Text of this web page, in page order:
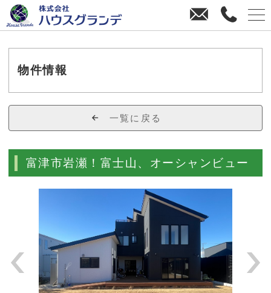
4
7
0
お
物件情報
一覧に戻る
富津市岩瀬！富士山、オーシャンビュー